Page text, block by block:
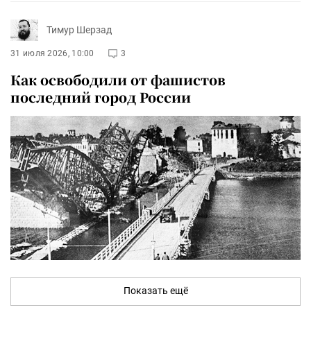
Тимур Шерзад
31 июля 2026, 10:00 3
Как освободили от фашистов
последний город России
Показать ещё